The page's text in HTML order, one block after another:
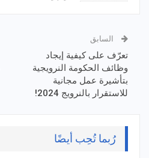
السابق
تعرّف على كيفية إيجاد
وظائف الحكومة النرويجية
بتأشيرة عمل مجانية
للاستقرار بالنرويج 2024!
رُبما تُحِب أيضًا